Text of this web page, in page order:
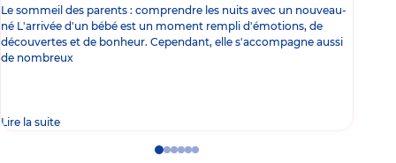
Le sommeil des parents : comprendre les nuits avec un nouveau-
né L'arrivée d'un bébé est un moment rempli d'émotions, de
découvertes et de bonheur. Cependant, elle s'accompagne aussi
de nombreux
Lire la suite
GoGoGoGo
GoGo